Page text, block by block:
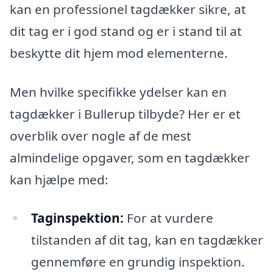
kan en professionel tagdækker sikre, at
dit tag er i god stand og er i stand til at
beskytte dit hjem mod elementerne.
Men hvilke specifikke ydelser kan en
tagdækker i Bullerup tilbyde? Her er et
overblik over nogle af de mest
almindelige opgaver, som en tagdækker
kan hjælpe med:
Taginspektion: For at vurdere
tilstanden af dit tag, kan en tagdækker
gennemføre en grundig inspektion.